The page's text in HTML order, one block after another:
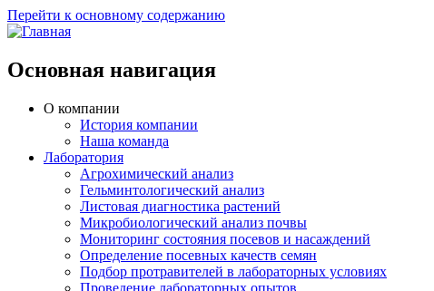
Перейти к основному содержанию
Основная навигация
О компании
История компании
Наша команда
Лаборатория
Агрохимический анализ
Гельминтологический анализ
Листовая диагностика растений
Микробиологический анализ почвы
Мониторинг состояния посевов и насаждений
Определение посевных качеств семян
Подбор протравителей в лабораторных условиях
Проведение лабораторных опытов